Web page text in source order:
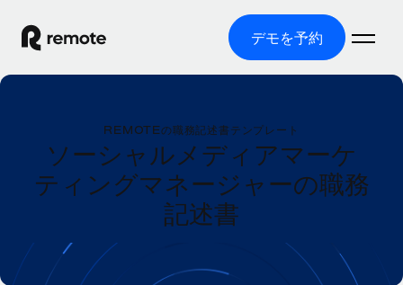
デモを予約
グローバル雇用
グローバル給与処理
Employer of Record（EOR）
ソリューション
国別ガイド
/国別のグローバル雇用支援を検索する
ツールと計算ツール
価格
REMOTEの職務記述書テンプレート
ソーシャルメディアマーケ
ティングマネージャーの職務
記述書